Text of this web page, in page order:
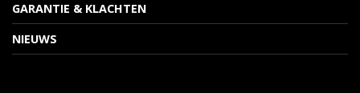
GARANTIE & KLACHTEN
NIEUWS